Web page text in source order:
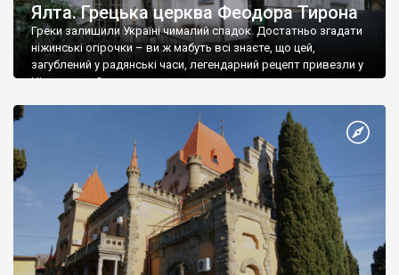
Ялта. Грецька церква Феодора Тирона
Греки залишили Україні чималий спадок. Достатньо згадати
ніжинські огірочки – ви ж мабуть всі знаєте, що цей,
загублений у радянські часи, легендарний рецепт привезли у
Ніжин греки?